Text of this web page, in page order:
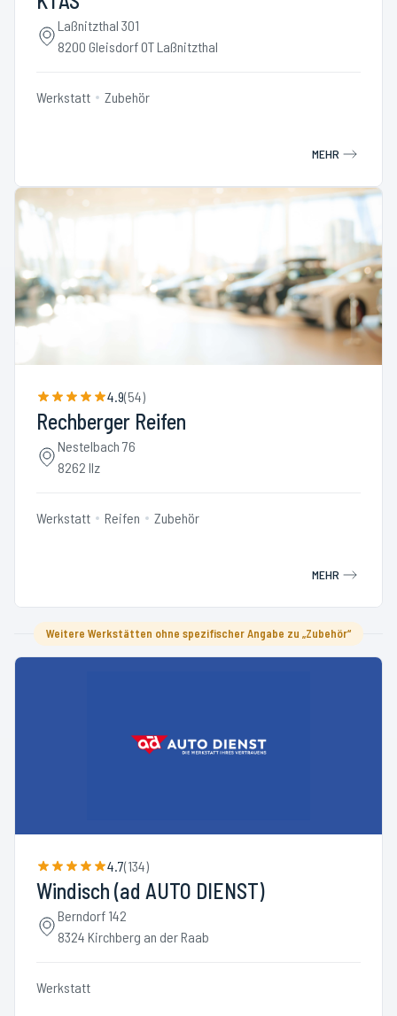
Laßnitzthal 301
8200 Gleisdorf OT Laßnitzthal
Werkstatt Zubehör
MEHR
4.9(54)
Rechberger Reifen
Nestelbach 76
8262 Ilz
Werkstatt Reifen Zubehör
MEHR
Weitere Werkstätten ohne spezifischer Angabe zu „Zubehör“
4.7(134)
Windisch (ad AUTO DIENST)
Berndorf 142
8324 Kirchberg an der Raab
Werkstatt